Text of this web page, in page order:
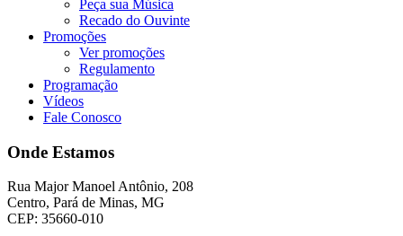
Peça sua Música
Recado do Ouvinte
Promoções
Ver promoções
Regulamento
Programação
Vídeos
Fale Conosco
Onde Estamos
Rua Major Manoel Antônio, 208
Centro, Pará de Minas, MG
CEP: 35660-010